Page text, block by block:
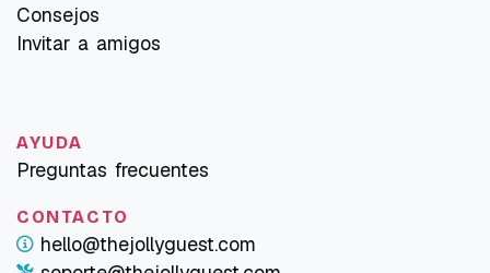
Consejos
Invitar a amigos
AYUDA
Preguntas frecuentes
CONTACTO
hello@thejollyguest.com